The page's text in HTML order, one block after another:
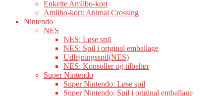
Enkelte Amiibo-kort
Amiibo-kort: Animal Crossing
Nintendo
NES
NES: Løse spil
NES: Spil i original emballage
Udlejningsspil(NES)
NES: Konsoller og tilbehør
Super Nintendo
Super Nintendo: Løse spil
Super Nintendo: Spil i original emballage